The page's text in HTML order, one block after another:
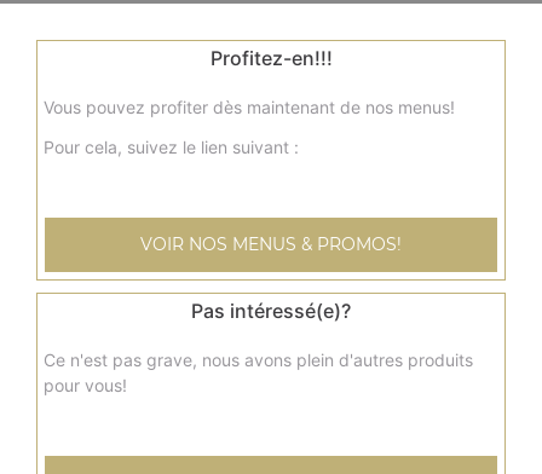
8.90€
Profitez-en!!!
Vous pouvez profiter dès maintenant de nos menus!
Pour cela, suivez le lien suivant :
VOIR NOS MENUS & PROMOS!
Pas intéressé(e)?
Ce n'est pas grave, nous avons plein d'autres produits
pour vous!